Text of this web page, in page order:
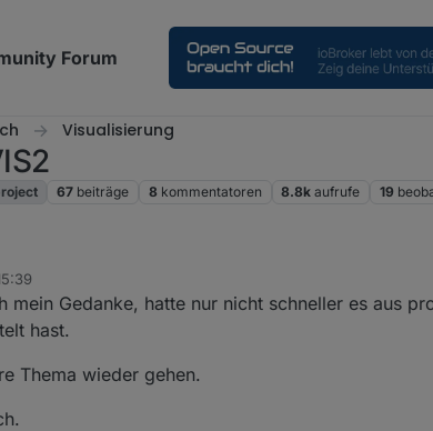
Forum
Visualisierung
67 beiträge 8 kommentatoren 8.8k aufrufe 19
mein Gedanke, hatte nur nicht schneller es aus
hast.
Thema wieder gehen.